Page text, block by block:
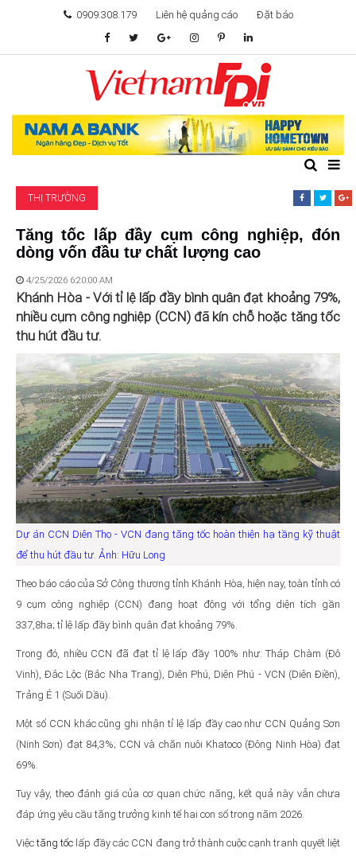
0909.308.179 Liên hệ quảng cáo Đặt báo
TÂM ĐIỂM ĐẦU TƯ
TÀI CHÍNH
KHỞI NGHIỆP
GIẢI TRÍ & CÔNG NGHỆ
THỊ TRƯỜNG
Tăng tốc lấp đầy cụm công nghiệp, đón
dòng vốn đầu tư chất lượng cao
4/25/2026 6:20:00 AM
Khánh Hòa - Với tỉ lệ lấp đầy bình quân đạt khoảng 79%,
nhiều cụm công nghiệp (CCN) đã kín chỗ hoặc tăng tốc
thu hút đầu tư.
Dự án CCN Diên Thọ - VCN đang tăng tốc hoàn thiện hạ tầng kỹ thuật
để thu hút đầu tư. Ảnh: Hữu Long
Theo báo cáo của Sở Công thương tỉnh Khánh Hòa, hiện nay, toàn tỉnh có
9 cụm công nghiệp (CCN) đang hoạt động với tổng diện tích gần
337,8ha; tỉ lệ lấp đầy bình quân đạt khoảng 79%.
Trong đó, nhiều CCN đã đạt tỉ lệ lấp đầy 100% như: Tháp Chàm (Đô
Vinh), Đắc Lộc (Bắc Nha Trang), Diên Phú, Diên Phú - VCN (Diên Điền),
Trảng É 1 (Suối Dầu).
Một số CCN khác cũng ghi nhận tỉ lệ lấp đầy cao như CCN Quảng Sơn
(Ninh Sơn) đạt 84,3%; CCN và chăn nuôi Khatoco (Đông Ninh Hòa) đạt
69%.
Tuy vậy, theo đánh giá của cơ quan chức năng, kết quả này vẫn chưa
đáp ứng yêu cầu tăng trưởng kinh tế hai con số trong năm 2026.
Việctăng tốc lấp đầy các CCN đang trở thành cuộc cạnh tranh quyết liệt